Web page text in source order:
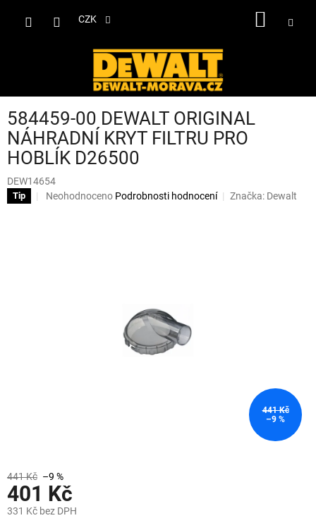
CZK
584459-00 DEWALT ORIGINAL
NÁHRADNÍ KRYT FILTRU PRO
HOBLÍK D26500
DEW14654
Tip
Průměrné
Neohodnoceno Podrobnosti hodnocení Značka: Dewalt
441 Kč
–9 %
441 Kč –9 %
401 Kč
331 Kč bez DPH